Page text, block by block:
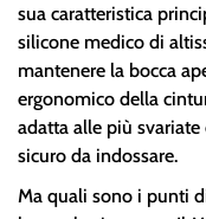
sua caratteristica
silicone medico di
mantenere la bocca
ergonomico della
adatta alle più
sicuro da indossare.
Ma quali sono i punti